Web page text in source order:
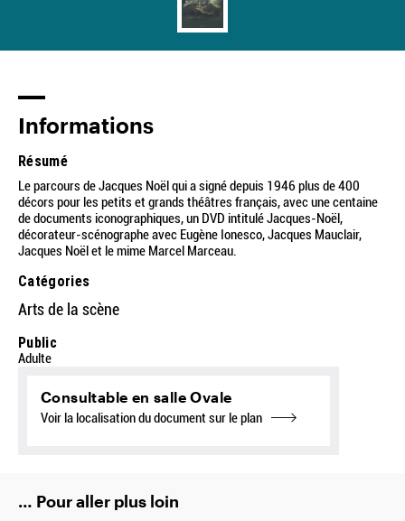
Informations
Résumé
Le parcours de Jacques Noël qui a signé depuis 1946 plus de 400
décors pour les petits et grands théâtres français, avec une centaine
de documents iconographiques, un DVD intitulé Jacques-Noël,
décorateur-scénographe avec Eugène Ionesco, Jacques Mauclair,
Jacques Noël et le mime Marcel Marceau.
Catégories
Arts de la scène
Public
Adulte
Consultable en salle Ovale
Voir la localisation du document sur le plan
… Pour aller plus loin